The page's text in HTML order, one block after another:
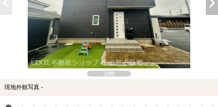
1/30
現地外観写真 -